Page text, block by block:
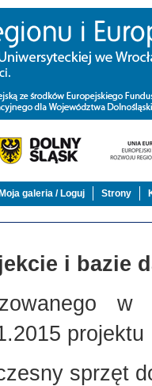
Moja galeria / Loguj Strony
i bazie
w
projektu
sprzęt